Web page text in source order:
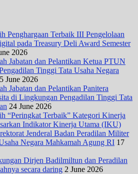
Penghargaan Terbaik III Pengelolaan
pada Treasury Deli Award Semester
2026
Jabatan dan Pelantikan Ketua PTUN
Tinggi Tata Usaha Negara
June 2026
Jabatan dan Pelantikan Panitera
di Lingkungan Pengadilan Tinggi Tata
24 June 2026
“Peringkat Terbaik” Kategori Kinerja
Indikator Kinerja Utama (IKU)
Jenderal Badan Peradilan Militer
Negara Mahkamah Agung RI 17
Dirjen Badilmiltun dan Peradilan
secara daring 2 June 2026